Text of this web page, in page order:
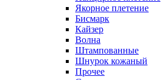
Якорное плетение
Бисмарк
Кайзер
Волна
Штампованные
Шнурок кожаный
Прочее